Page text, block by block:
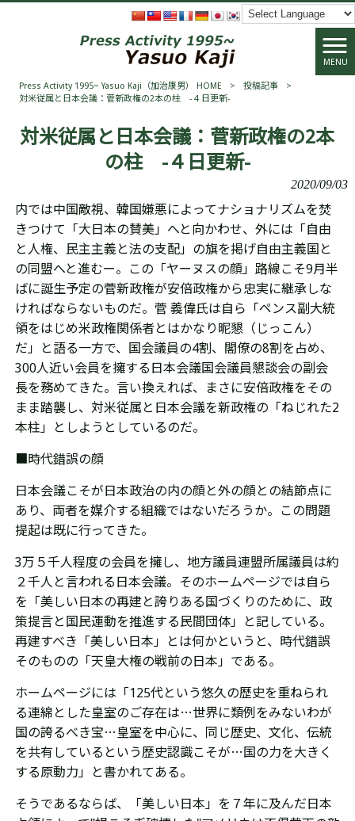
MENU
Press Activity 1995~ Yasuo Kaji（加治康男） HOME > 投稿記事
>
対米従属と日本会議：菅新政権の2本の柱 -４日更新-
対米従属と日本会議：菅新政権の2本
の柱 -４日更新-
2020/09/03
内では中国敵視、韓国嫌悪によってナショナリズムを焚
きつけて「大日本の賛美」へと向かわせ、外には「自由
と人権、民主主義と法の支配」の旗を掲げ自由主義国と
の同盟へと進むー。この「ヤーヌスの顔」路線こそ9月半
ばに誕生予定の菅新政権が安倍政権から忠実に継承しな
ければならないものだ。 菅 義偉氏は自ら「ペンス副大統
領をはじめ米政権関係者とはかなり昵懇（じっこん）
だ」と語る一方で、国会議員の4割、閣僚の8割を占め、
300人近い会員を擁する日本会議国会議員懇談会の副会
長を務めてきた。言い換えれば、まさに安倍政権をその
まま踏襲し、対米従属と日本会議を新政権の「ねじれた2
本柱」としようとしているのだ。
■時代錯誤の顔
日本会議こそが日本政治の内の顔と外の顔との結節点に
あり、両者を媒介する組織ではないだろうか。この問題
提起は既に行ってきた。
3万５千人程度の会員を擁し、地方議員連盟所属議員は約
２千人と言われる日本会議。そのホームページでは自ら
を「美しい日本の再建と誇りある国づくりのために、政
策提言と国民運動を推進する民間団体」と記している。
再建すべき
「美しい日本」とは何かというと、時代錯誤
そのものの「天皇大権の戦前の日本」である。
ホームページには「125代という悠久の歴史を重ねられ
る連綿とした皇室のご存在は…世界に類例をみないわが
国の誇るべき宝…皇室を中心に、同じ歴史、文化、伝統
を共有しているという歴史認識こそが…国の力を大きく
する原動力」と書かれてある。
そうであるならば、「美しい日本」を７年に及んだ日本